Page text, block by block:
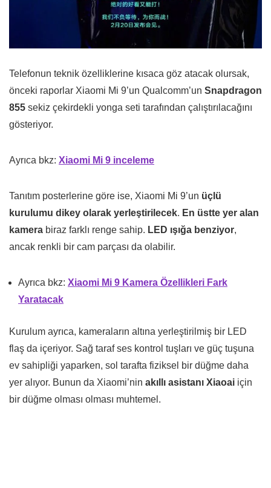
Telefonun teknik özelliklerine kısaca göz atacak olursak,
önceki raporlar Xiaomi Mi 9’un Qualcomm’un Snapdragon
855 sekiz çekirdekli yonga seti tarafından çalıştırılacağını
gösteriyor.
Ayrıca bkz: Xiaomi Mi 9 inceleme
Tanıtım posterlerine göre ise, Xiaomi Mi 9’un üçlü
kurulumu dikey olarak yerleştirilecek. En üstte yer alan
kamera biraz farklı renge sahip. LED ışığa benziyor,
ancak renkli bir cam parçası da olabilir.
Ayrıca bkz: Xiaomi Mi 9 Kamera Özellikleri Fark
Yaratacak
Kurulum ayrıca, kameraların altına yerleştirilmiş bir LED
flaş da içeriyor. Sağ taraf ses kontrol tuşları ve güç tuşuna
ev sahipliği yaparken, sol tarafta fiziksel bir düğme daha
yer alıyor. Bunun da Xiaomi’nin akıllı asistanı Xiaoai için
bir düğme olması olması muhtemel.